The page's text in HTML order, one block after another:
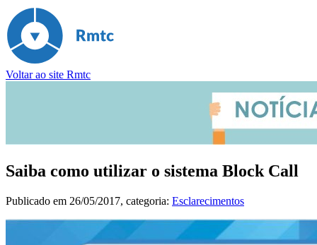
Voltar ao site Rmtc
Saiba como utilizar o sistema Block Call
Publicado em 26/05/2017, categoria: Esclarecimentos